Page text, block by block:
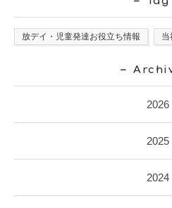
放デイ・児童発達お役立ち情報 当
2026
2025
2024